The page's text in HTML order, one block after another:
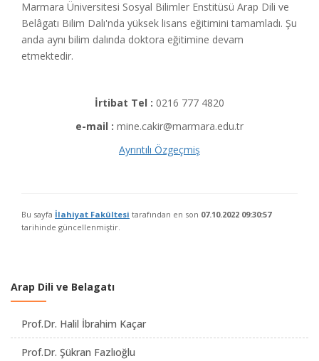
Marmara Üniversitesi Sosyal Bilimler Enstitüsü Arap Dili ve
Belâgatı Bilim Dalı'nda yüksek lisans eğitimini tamamladı. Şu
anda aynı bilim dalında doktora eğitimine devam
etmektedir.
İrtibat Tel : 0216 777 4820
e-mail : mine.cakir@marmara.edu.tr
Ayrıntılı Özgeçmiş
Bu sayfa İlahiyat Fakültesi tarafından en son 07.10.2022 09:30:57
tarihinde güncellenmiştir.
Arap Dili ve Belagatı
Prof.Dr. Halil İbrahim Kaçar
Prof.Dr. Şükran Fazlıoğlu